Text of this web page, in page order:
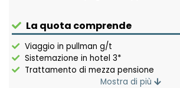
La quota comprende
Viaggio in pullman g/t
Sistemazione in hotel 3*
Trattamento di mezza pensione
Servizio di Guida specializzata
Mostra di più